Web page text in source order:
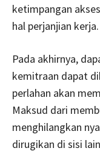
ketimpangan
hal perjanjian kerja.
Pada akhirnya,
kemitraan dapat
perlahan akan
Maksud dari
menghilangkan
dirugikan di sisi